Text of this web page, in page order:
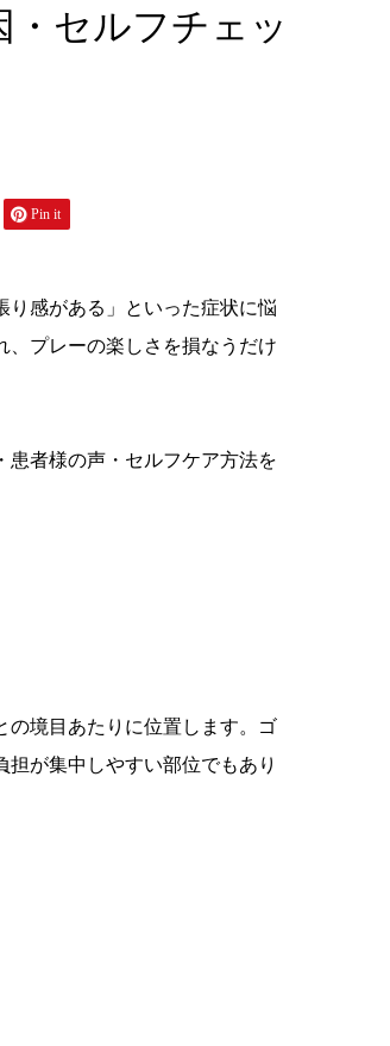
・セルフチェッ
Pin it
り感がある」といった症状に悩
、プレーの楽しさを損なうだけ
患者様の声・セルフケア方法を
の境目あたりに位置します。ゴ
が集中しやすい部位でもあり